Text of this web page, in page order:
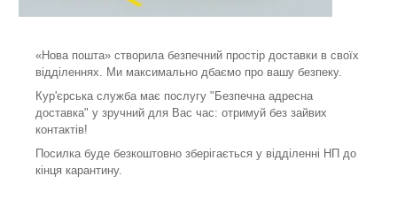
«Нова пошта» створила безпечний простір доставки в своїх
відділеннях. Ми максимально дбаємо про вашу безпеку.
Кур'єрська служба має послугу "Безпечна адресна
доставка" у зручний для Вас час: отримуй без зайвих
контактів!
Посилка буде безкоштовно зберігається у відділенні НП до
кінця карантину.